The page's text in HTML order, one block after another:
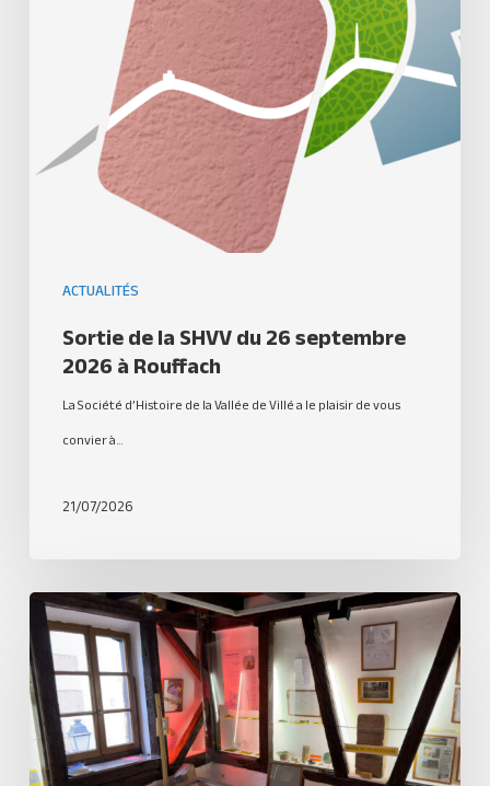
ACTUALITÉS
Sortie de la SHVV du 26 septembre
2026 à Rouffach
La Société d’Histoire de la Vallée de Villé a le plaisir de vous
convier à…
21/07/2026